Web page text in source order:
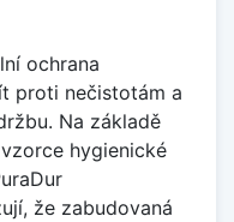
ochrana
proti nečistotám a
Na základě
hygienické
že zabudovaná